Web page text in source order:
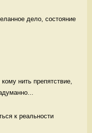
дело, состояние
нить препятствие,
к реальности